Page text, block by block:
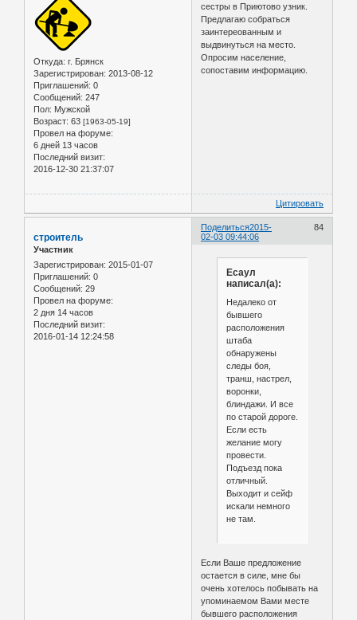
Откуда: г. Брянск
Зарегистрирован: 2013-08-12
Приглашений: 0
Сообщений: 247
Пол: Мужской
Возраст: 63 [1963-05-19]
Провел на форуме:
6 дней 13 часов
Последний визит:
2016-12-30 21:37:07
сестры в Приютово узник.
Предлагаю собраться
заинтереованным и
выдвинуться на место.
Опросим население,
сопоставим информацию.
Цитировать
Поделиться 84
2015-
02-03 09:44:06
строитель
Участник
Зарегистрирован: 2015-01-07
Приглашений: 0
Сообщений: 29
Провел на форуме:
2 дня 14 часов
Последний визит:
2016-01-14 12:24:58
Есаул
написал(а):
Недалеко от
бывшего
расположения
штаба
обнаружены
следы боя,
транш, настрел,
воронки,
блиндажи. И все
по старой дороге.
Если есть
желание могу
провести.
Подъезд пока
отличный.
Выходит и сейф
искали немного
не там.
Если Ваше предложение
остается в силе, мне бы
очень хотелось побывать на
упоминаемом Вами месте
бывшего расположения